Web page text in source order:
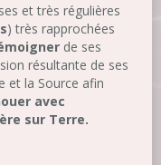
et très régulières
) très rapprochées
de ses
résultante de ses
et la Source afin
avec
sur Terre.